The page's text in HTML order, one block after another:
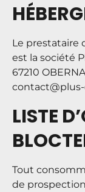
Le prestataire
est la société
67210
LISTE
Tout
de